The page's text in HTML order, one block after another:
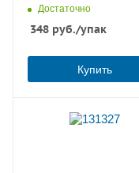
Достаточно
348 руб./упак
Купить